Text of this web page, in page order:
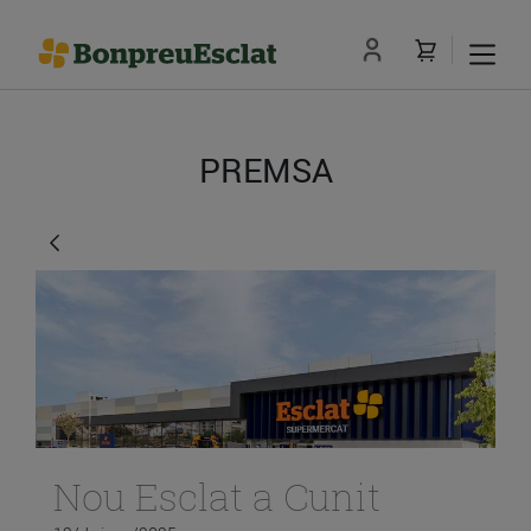
PREMSA
Nou Esclat a Cunit